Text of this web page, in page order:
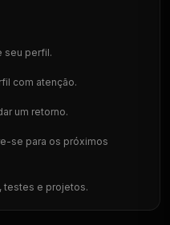
seu perfil.
com atenção.
um retorno.
se para os próximos
testes e projetos.